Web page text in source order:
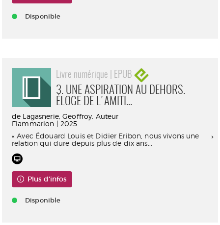
Disponible
Livre numérique | EPUB
3. UNE ASPIRATION AU DEHORS.
ÉLOGE DE L'AMITI...
de Lagasnerie, Geoffroy. Auteur
Flammarion | 2025
« Avec Édouard Louis et Didier Eribon, nous vivons une
relation qui dure depuis plus de dix ans...
Plus d'infos
Disponible